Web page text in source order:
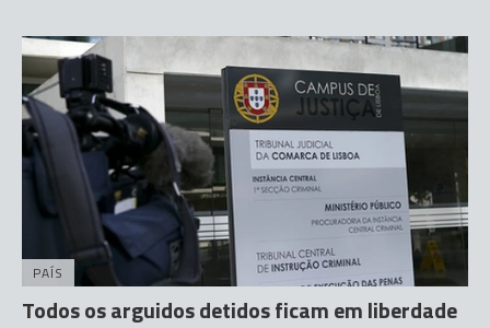
PAÍS
Todos os arguidos detidos ficam em liberdade